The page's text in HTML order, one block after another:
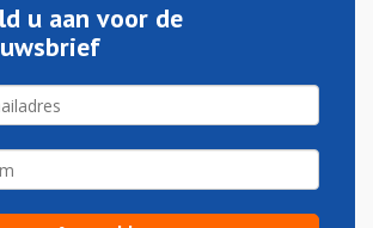
u aan voor de